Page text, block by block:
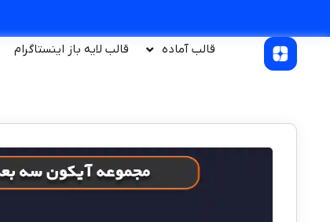
قالب آماده
قالب لایه باز اینستاگرام